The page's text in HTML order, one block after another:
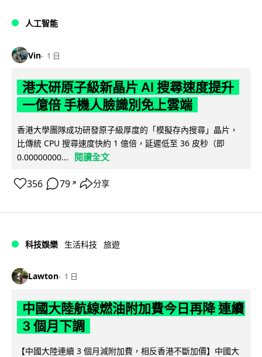
人工智能
Vin 1 日
港大研原子級新晶片 AI 搜尋速度提升
一億倍 手機人臉識別免上雲端
香港大學團隊成功研發原子級厚度的「模擬存內搜尋」晶片，
比傳統 CPU 搜尋速度快約 1 億倍，延遲低至 36 皮秒（即
0.00000000...
閱讀全文
356 79 ↗ 分享
科技娛樂 生活科技 旅遊
Lawton 1 日
中國大陸航線燃油附加費今日再降 連續
3 個月下調
【中國大陸連續 3 個月減附加費，相反香港不斷加價】中國大